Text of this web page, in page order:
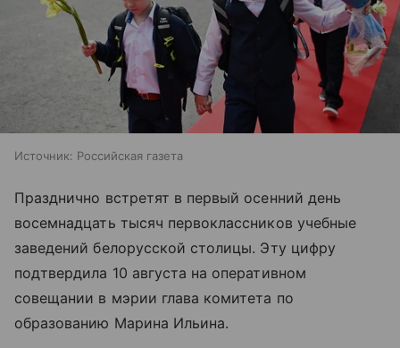
Источник: Российская газета
Празднично встретят в первый осенний день
восемнадцать тысяч первоклассников учебные
заведений белорусской столицы. Эту цифру
подтвердила 10 августа на оперативном
совещании в мэрии глава комитета по
образованию Марина Ильина.